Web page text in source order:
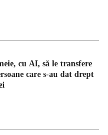
cu AI, să le transfere
care s-au dat drept